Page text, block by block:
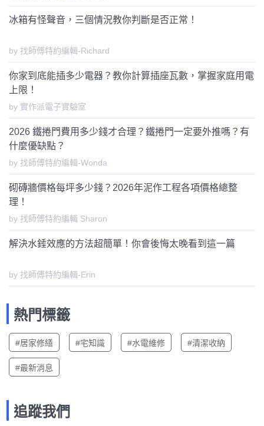
冰箱有怪聲音，三個情況教你判斷是否正常！
by 找師傅特約編輯-Richard
你家到底能插多少電器？教你計算插座瓦數，掌握家庭用電
上限！
by 實作派電子實驗室
2026 鐵捲門費用多少錢才合理？鐵捲門一定要外推嗎？有
什麼優缺點？
by 找師傅特約編輯-Wonda
砌磚牆價格每坪多少錢？2026年泥作工程各項價格總整
理！
by 找師傅特約編輯 Sharon
解決水錘效應的方法超簡單！你會後悔太晚看到這一篇
by 找師傅特約編輯-Erin
熱門標籤
#居家修繕 #宅知識 #水電維修 #清潔收納
#最新消息
追蹤我們